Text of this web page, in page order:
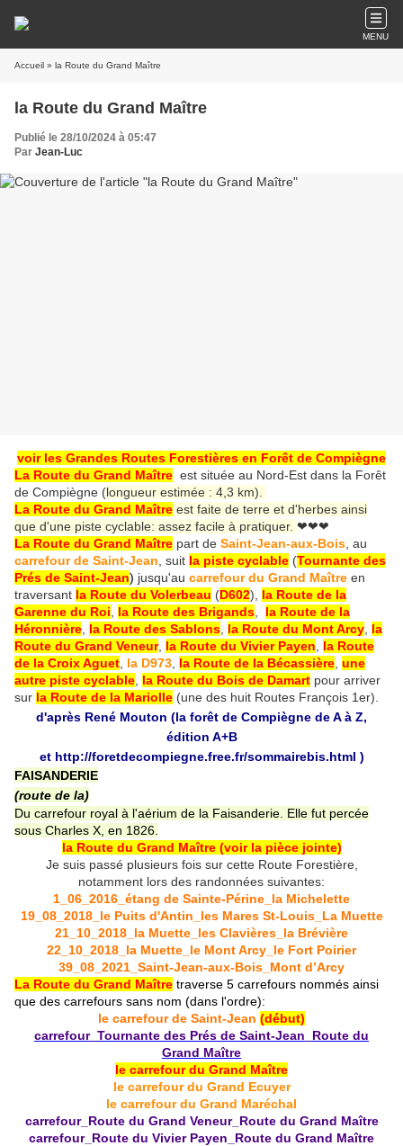
MENU
Accueil » la Route du Grand Maître
la Route du Grand Maître
Publié le 28/10/2024 à 05:47
Par Jean-Luc
voir les Grandes Routes Forestières en Forêt de Compiègne
La Route du Grand Maître est située au Nord-Est dans la Forêt
de Compiègne (longueur estimée : 4,3 km).
La Route du Grand Maître est faite de terre et d'herbes ainsi
que d'une piste cyclable: assez facile à pratiquer. ❤❤❤
La Route du Grand Maître part de Saint-Jean-aux-Bois , au
carrefour de Saint-Jean , suit la piste cyclable (Tournante des
Prés de Saint-Jean) jusqu'au carrefour du Grand Maître en
traversant la Route du Volerbeau (D602), la Route de la
Garenne du Roi
la Route des Brigands
la Route de la
Héronnière la Route des Sablons la Route du Mont Arcy la
Route du Grand Veneur, la Route du Vivier Payen
la Route
de la Croix Aguet la D973 la Route de la Bécassière une
autre piste cyclable la Route du Bois de Damart pour arriver
sur la Route de la Mariolle (une des huit Routes François 1er).
d'après René Mouton (la forêt de Compiègne de A à Z,
édition A+B
et http://foretdecompiegne.free.fr/sommairebis.html )
FAISANDERIE
(route de la)
Du carrefour royal à l'aérium de la Faisanderie. Elle fut percée
sous Charles X, en 1826.
la Route du Grand Maître (voir la pièce jointe)
Je suis passé plusieurs fois sur cette Route Forestière,
notamment lors des randonnées suivantes:
1_06_2016_étang de Sainte-Périne_la Michelette
19_08_2018_le Puits d'Antin_les Mares St-Louis_La Muette
21_10_2018_la Muette_les Clavières_la Brévière
22_10_2018_la Muette_le Mont Arcy_le Fort Poirier
39_08_2021_Saint-Jean-aux-Bois_Mont d’Arcy
La Route du Grand Maître traverse 5 carrefours nommés ainsi
que des carrefours sans nom (dans l'ordre):
le carrefour de Saint-Jean (début)
carrefour_Tournante des Prés de Saint-Jean_Route du
Grand Maître
le carrefour du Grand Maître
le carrefour du Grand Ecuyer
le carrefour du Grand Maréchal
carrefour_Route du Grand Veneur_Route du Grand Maître
carrefour_Route du Vivier Payen_Route du Grand Maître